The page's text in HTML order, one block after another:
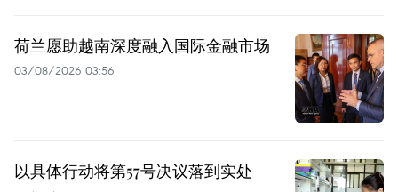
荷兰愿助越南深度融入国际金融市场
03/08/2026 03:56
以具体行动将第57号决议落到实处